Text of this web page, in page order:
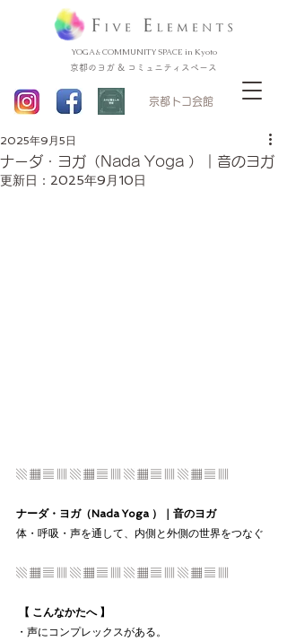
YOGA & COMMUNITY SPACE in Kyoto
​京都トコ会館
京都のヨガ & コミュニティスペース
ナーダ・ヨガ（Nada Yoga ）｜音のヨガ
2025年9月5日
更新日： 2025年9月10日
▧ ▦ ▤ ▥ ▧ ▦ ▤ ▥ ▧ ▦ ▤ ▥ ▧ ▦ ▤ ▥
ナーダ・ヨガ（Nada Yoga ）｜音のヨガ
体・呼吸・声を通して、内側と外側の世界をつなぐ
▧ ▦ ▤ ▥ ▧ ▦ ▤ ▥ ▧ ▦ ▤ ▥ ▧ ▦ ▤ ▥
【 こんなかたへ 】
・声にコンプレックスがある。